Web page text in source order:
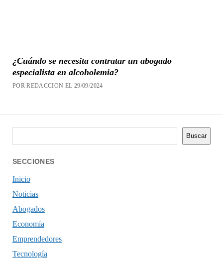
¿Cuándo se necesita contratar un abogado
especialista en alcoholemia?
POR REDACCION EL 29/09/2024
Buscar
SECCIONES
Inicio
Noticias
Abogados
Economía
Emprendedores
Tecnología